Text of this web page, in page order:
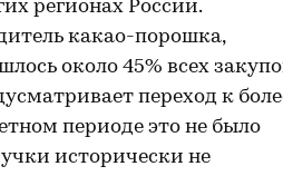
регионах России.
какао-порошка,
около 45% всех
переход к
периоде это не было
исторически не